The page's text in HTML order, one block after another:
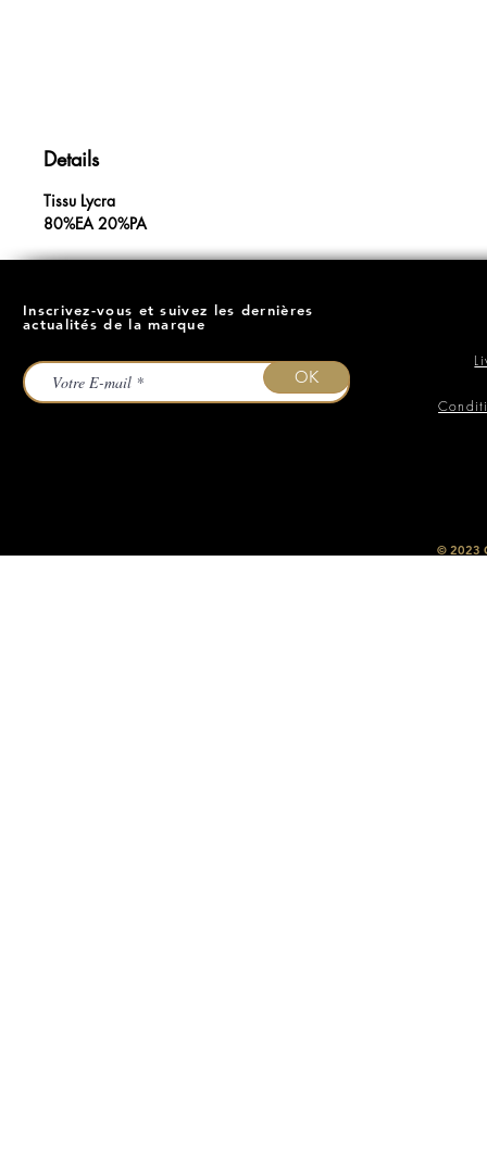
Details
Tissu Lycra
80%EA 20%PA
Inscrivez-vous et suivez les dernières
actualités de la marque
OK
​© 2023